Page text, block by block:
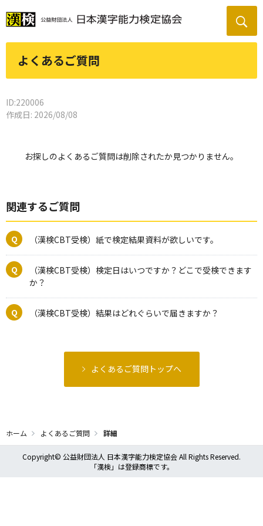
よくあるご質問
ID:220006
作成日: 2026/08/08
お探しのよくあるご質問は削除されたか見つかりません。
関連するご質問
（漢検CBT受検）紙で検定結果資料が欲しいです。
（漢検CBT受検）検定日はいつですか？どこで受検できます
か？
（漢検CBT受検）結果はどれぐらいで届きますか？
よくあるご質問トップへ
ホーム よくあるご質問 詳細
Copyright© 公益財団法人 日本漢字能力検定協会 All Rights Reserved.
「漢検」は登録商標です。